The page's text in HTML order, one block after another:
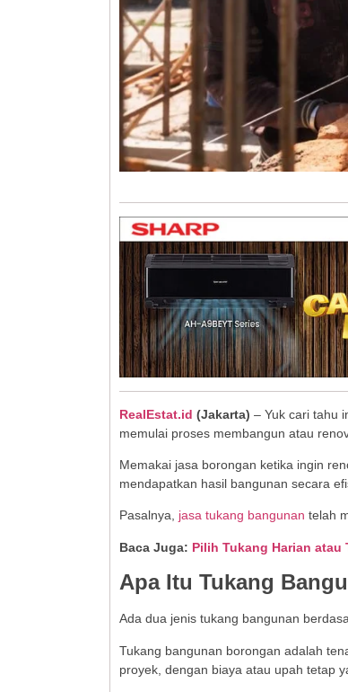
RealEstat.id (Jakarta) – Yuk cari tahu
memulai proses membangun atau
Memakai jasa borongan ketika ingin
mendapatkan hasil bangunan secara
Pasalnya, jasa tukang bangunan telah
Baca Juga: Pilih Tukang Harian
Apa Itu Tukang
Ada dua jenis tukang bangunan
Tukang bangunan borongan adalah
proyek, dengan biaya atau upah tetap